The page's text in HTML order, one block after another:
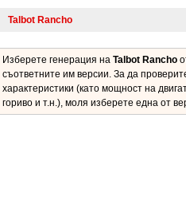
Изберете генерация на Talbot Rancho
съответните им версии. За да
характеристики (като мощност на
гориво и т.н.), моля изберете една от